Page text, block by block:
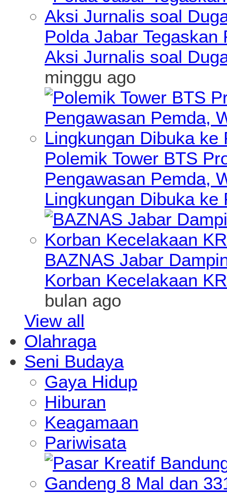
Polda Jabar
Aksi Jurnalis soal
minggu ago
Polemik Tower BTS
Pengawasan Pemda,
Lingkungan Dibuka ke
BAZNAS Jabar
Korban Kecelakaan
bulan ago
View all
Olahraga
Seni Budaya
Gaya Hidup
Hiburan
Keagamaan
Pariwisata